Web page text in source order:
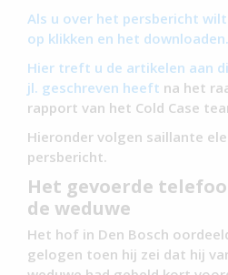
Als u over het persbericht
op klikken en het downloaden.
Hier treft u de artikelen aan
jl. geschreven heeft na het
rapport van het Cold Case
Hieronder volgen saillante
persbericht.
Het gevoerde
de weduwe
Het hof in Den Bosch
gelogen toen hij zei dat hij